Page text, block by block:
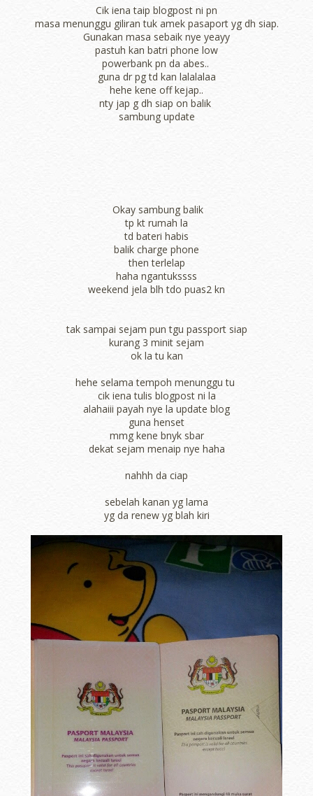
Cik iena taip blogpost ni pn
masa menunggu giliran tuk amek pasaport yg dh siap.
Gunakan masa sebaik nye yeayy
pastuh kan batri phone low
powerbank pn da abes..
guna dr pg td kan lalalalaa
hehe kene off kejap..
nty jap g dh siap on balik
sambung update
Okay sambung balik
tp kt rumah la
td bateri habis
balik charge phone
then terlelap
haha ngantukssss
weekend jela blh tdo puas2 kn
tak sampai sejam pun tgu passport siap
kurang 3 minit sejam
ok la tu kan
hehe selama tempoh menunggu tu
cik iena tulis blogpost ni la
alahaiii payah nye la update blog
guna henset
mmg kene bnyk sbar
dekat sejam menaip nye haha
nahhh da ciap
sebelah kanan yg lama
yg da renew yg blah kiri